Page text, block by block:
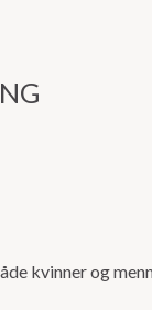
kvinner og